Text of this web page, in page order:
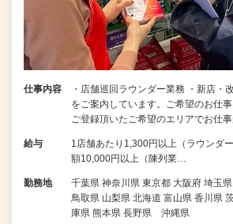
仕事内容
・店舗巡回ラウンダー業務 ・新店
をご案内しています。ご希望のお仕
ご登録頂いたご希望のエリアでお仕
給与
1店舗あたり1,300円以上（ラウンダ
額10,000円以上（陳列業…
勤務地
千葉県 神奈川県 東京都 大阪府 埼玉
鳥取県 山梨県 北海道 富山県 香川県
庫県 熊本県 長野県 沖縄県